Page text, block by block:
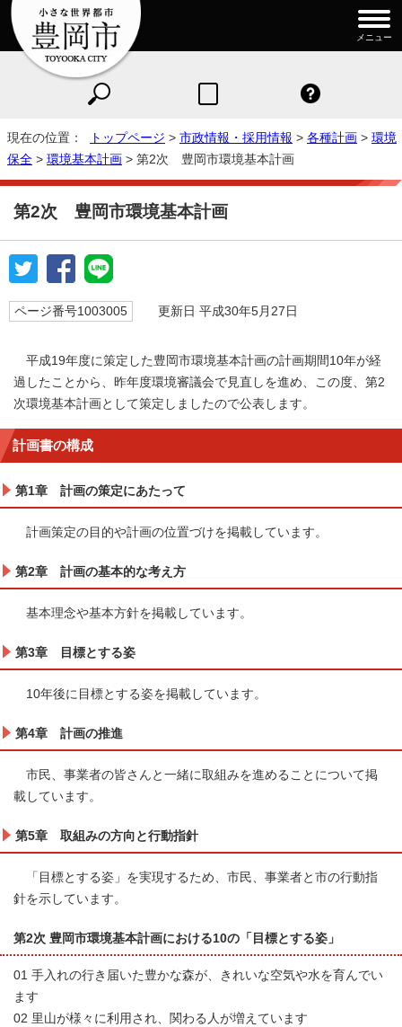
メニュー
現在の位置： トップページ > 市政情報・採用情報 > 各種計画 > 環境
保全 > 環境基本計画 > 第2次 豊岡市環境基本計画
第2次 豊岡市環境基本計画
ページ番号1003005 更新日 平成30年5月27日
平成19年度に策定した豊岡市環境基本計画の計画期間10年が経
過したことから、昨年度環境審議会で見直しを進め、この度、第2
次環境基本計画として策定しましたので公表します。
計画書の構成
第1章 計画の策定にあたって
計画策定の目的や計画の位置づけを掲載しています。
第2章 計画の基本的な考え方
基本理念や基本方針を掲載しています。
第3章 目標とする姿
10年後に目標とする姿を掲載しています。
第4章 計画の推進
市民、事業者の皆さんと一緒に取組みを進めることについて掲
載しています。
第5章 取組みの方向と行動指針
「目標とする姿」を実現するため、市民、事業者と市の行動指
針を示しています。
第2次 豊岡市環境基本計画における10の「目標とする姿」
01 手入れの行き届いた豊かな森が、きれいな空気や水を育んでい
ます
02 里山が様々に利用され、関わる人が増えています